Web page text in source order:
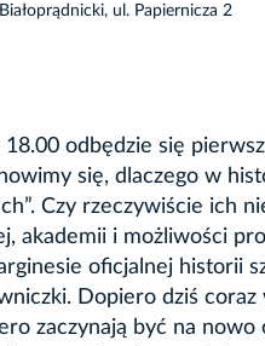
ul. Papiernicza 2
18.00 odbędzie się
się, dlaczego w
Czy rzeczywiście ich
akademii i możliwości
oficjalnej historii
Dopiero dziś coraz
zaczynają być na